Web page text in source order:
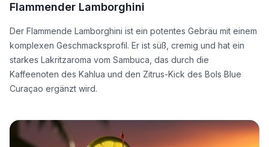
Flammender Lamborghini
Der Flammende Lamborghini ist ein potentes Gebräu mit einem
komplexen Geschmacksprofil. Er ist süß, cremig und hat ein
starkes Lakritzaroma vom Sambuca, das durch die
Kaffeenoten des Kahlua und den Zitrus-Kick des Bols Blue
Curaçao ergänzt wird.